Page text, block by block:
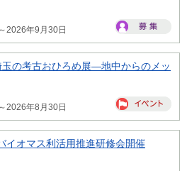
2026年9月30日
の考古おひろめ展―地中からのメッ
2026年8月30日
イオマス利活用推進研修会開催